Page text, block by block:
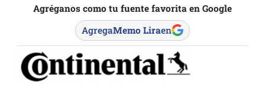
Agréganos como tu fuente favorita en Google
AgregaMemo Liraen